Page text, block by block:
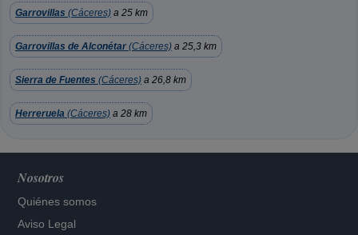
Garrovillas (Cáceres) a 25 km
Garrovillas de Alconétar (Cáceres) a 25,3 km
Sierra de Fuentes (Cáceres) a 26,8 km
Herreruela (Cáceres) a 28 km
Nosotros
Quiénes somos
Aviso Legal